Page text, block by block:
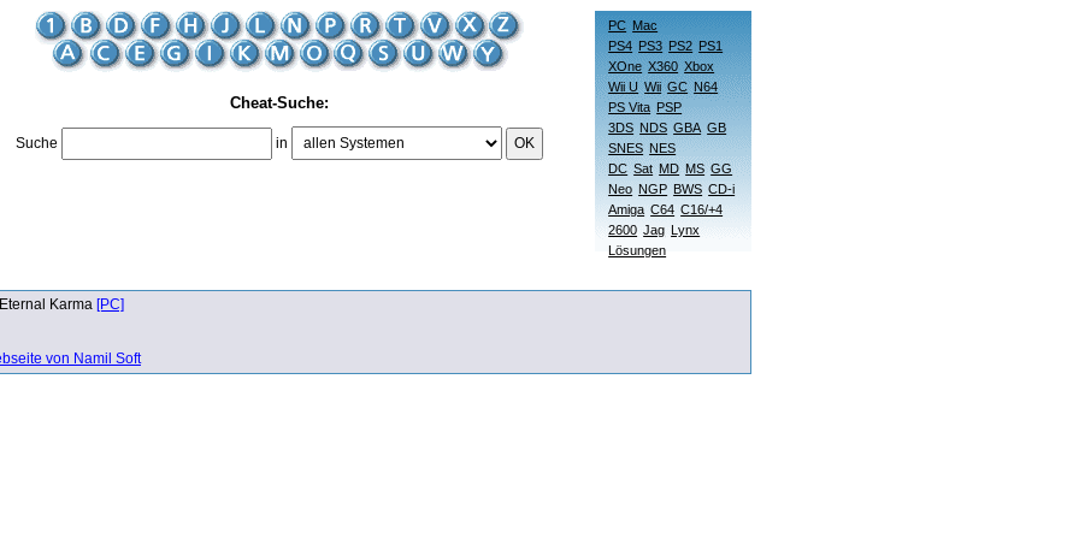
Cheat-Suche:
Suche in OK
PC Mac
PS4 PS3 PS2 PS1
XOne X360 Xbox
Wii U Wii GC N64
PS Vita PSP
3DS NDS GBA GB
SNES NES
DC Sat MD MS GG
Neo NGP BWS CD-i
Amiga C64 C16/+4
2600 Jag Lynx
Lösungen
Eternal Karma [PC]
von Namil Soft